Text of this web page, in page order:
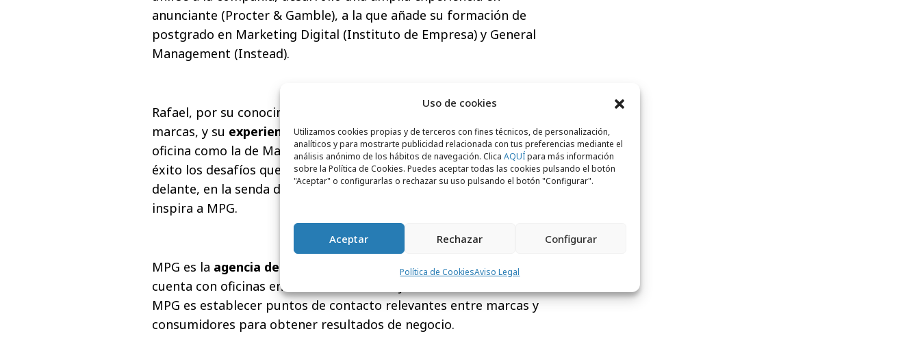
Uso de cookies
Utilizamos cookies propias y de terceros con fines técnicos, de personalización,
analíticos y para mostrarte publicidad relacionada con tus preferencias mediante el
análisis anónimo de los hábitos de navegación. Clica AQUÍpara más información
sobre la Política de Cookies. Puedes aceptar todas las cookies pulsando el botón
"Aceptar" o configurarlas o rechazar su uso pulsando el botón "Configurar".
Aceptar Rechazar Configurar
Política de CookiesAviso Legal
anunciante (Procter & Gamble), a la que añade su formación de
postgrado en Marketing Digital (Instituto de Empresa) y General
Management (Instead).
Rafael, por su conocimiento de las necesidades del cliente y las
marcas, y su experiencia en investigación y en la direcciónde una
oficina como la de Madrid, es la persona idónea para afrontar con
éxito los desafíos que anunciantes, medios y MPG tenemos por
delante, en la senda del posicionamiento Leading New Thinking que
inspira a MPG.
MPG es la agencia de medios , perteneciente aHavas Media, que
cuenta con oficinas en Madrid, Barcelona y Valencia. La misión de
MPG es establecer puntos de contacto relevantes entre marcas y
consumidores para obtener resultados de negocio.